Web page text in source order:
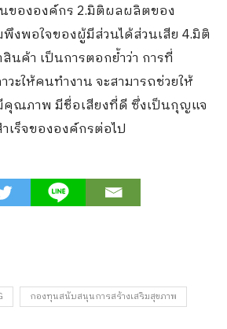
ขององค์กร 2.มิติผลผลิตของ
งพอใจของผู้มีส่วนได้ส่วนเสีย 4.มิติ
ค้า เป็นการตอกย้ำว่า การที่
ะให้คนทำงาน จะสามารถช่วยให้
ณภาพ มีชื่อเสียงที่ดี ซึ่งเป็นกุญแจ
ร็จขององค์กรต่อไป
กองทุนสนับสนุนการสร้างเสริมสุขภาพ